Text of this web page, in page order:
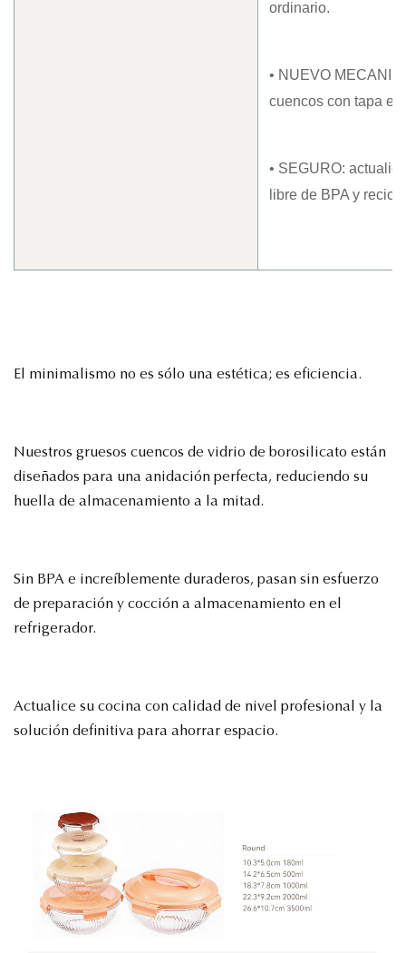
ordinario.
• NUEVO
cuencos con tapa es
• SEGURO:
libre de BPA y
El minimalismo no es sólo una estética; es eficiencia.
Nuestros gruesos cuencos de vidrio de borosilicato están
diseñados para una anidación perfecta, reduciendo su
huella de almacenamiento a la mitad.
Sin BPA e increíblemente duraderos, pasan sin esfuerzo
de preparación y cocción a almacenamiento en el
refrigerador.
Actualice su cocina con calidad de nivel profesional y la
solución definitiva para ahorrar espacio.